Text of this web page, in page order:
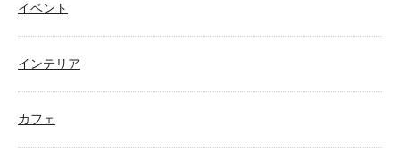
イベント
インテリア
カフェ